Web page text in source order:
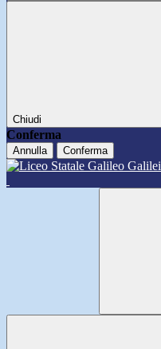
Chiudi
Conferma
Annulla Conferma